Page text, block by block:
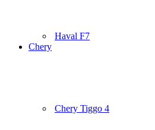
Haval F7
Chery
Chery Tiggo 4